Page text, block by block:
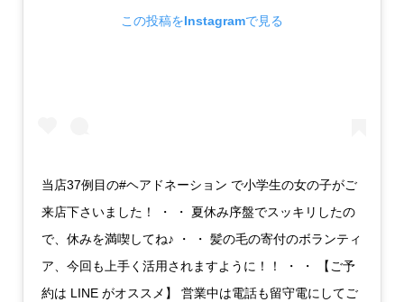
この投稿をInstagramで見る
当店37例目の#ヘアドネーション で小学生の女の子がご
来店下さいました！ ・ ・ 夏休み序盤でスッキリしたの
で、休みを満喫してね♪ ・ ・ 髪の毛の寄付のボランティ
ア、今回も上手く活用されますように！！ ・ ・ 【ご予
約は LINE がオススメ】 営業中は電話も留守電にしてご